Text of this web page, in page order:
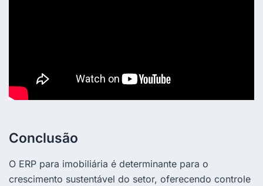
Conclusão
O ERP para imobiliária é determinante para o
crescimento sustentável do setor, oferecendo controle